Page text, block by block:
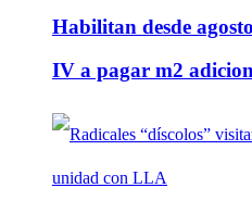
Habilitan desde
IV a pagar m2